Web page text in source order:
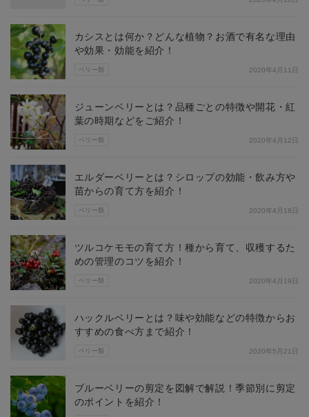
ベリー類
カシスとは何か？どんな植物？お酒で有名な理由
や効果・効能を紹介！
2020年4月11日
ベリー類
ジューンベリーとは？品種ごとの特徴や開花・紅
葉の時期などをご紹介！
2020年4月12日
ベリー類
エルダーベリーとは？シロップの効能・飲み方や
苗からの育て方を紹介！
2020年4月18日
ベリー類
ツルコケモモの育て方！種から育て、収穫するた
めの管理のコツを紹介！
2020年4月19日
ベリー類
ハックルベリーとは？味や効能などの特徴からお
すすめの食べ方まで紹介！
2020年5月21日
ブルーベリーの剪定を図解で解説！季節別に剪定
のポイントを紹介！